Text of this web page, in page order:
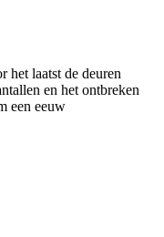
het laatst de deuren
en het ontbreken
een eeuw